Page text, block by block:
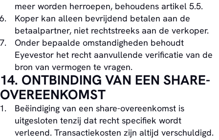
meer worden herroepen, behoudens artikel 5.5.
Koper kan alleen bevrijdend betalen aan de
betaalpartner, niet rechtstreeks aan de verkoper.
Onder bepaalde omstandigheden behoudt
Eyevestor het recht aanvullende verificatie van de
bron van vermogen te vragen.
14. ONTBINDING VAN EEN SHARE-
OVEREENKOMST
Beëindiging van een share-overeenkomst is
uitgesloten tenzij dat recht specifiek wordt
verleend. Transactiekosten zijn altijd verschuldigd.